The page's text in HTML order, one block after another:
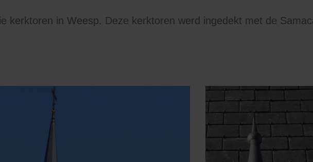
kerktoren in Weesp. Deze kerktoren werd ingedekt met de